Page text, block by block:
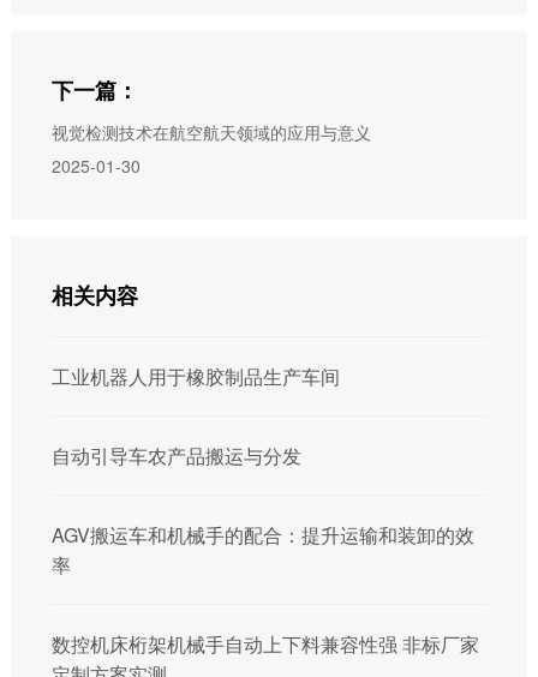
下一篇：
视觉检测技术在航空航天领域的应用与意义
2025-01-30
相关内容
工业机器人用于橡胶制品生产车间
自动引导车农产品搬运与分发
AGV搬运车和机械手的配合：提升运输和装卸的效
率
数控机床桁架机械手自动上下料兼容性强 非标厂家